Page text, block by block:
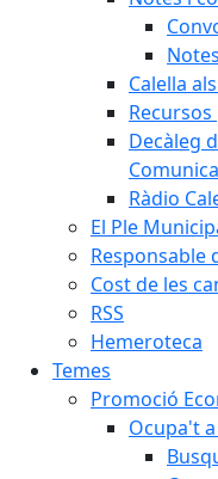
Calella
Decàleg
Ràdio
El Ple
Responsable
Cost de les
RSS
Hemeroteca
Temes
Promoció
Ocupa't